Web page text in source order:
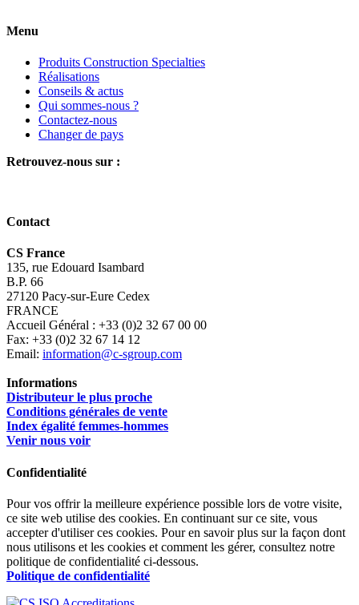
Menu
Produits Construction Specialties
Réalisations
Conseils & actus
Qui sommes-nous ?
Contactez-nous
Changer de pays
Retrouvez-nous sur :
Contact
CS France
135, rue Edouard Isambard
B.P. 66
27120 Pacy-sur-Eure Cedex
FRANCE
Accueil Général : +33 (0)2 32 67 00 00
Fax: +33 (0)2 32 67 14 12
Email: information@c-sgroup.com
Informations
Distributeur le plus proche
Conditions générales de vente
Index égalité femmes-hommes
Venir nous voir
Confidentialité
Pour vos offrir la meilleure expérience possible lors de votre visite,
ce site web utilise des cookies. En continuant sur ce site, vous
accepter d'utiliser ces cookies. Pour en savoir plus sur la façon dont
nous utilisons et les cookies et comment les gérer, consultez notre
politique de confidentialité ci-dessous.
Politique de confidentialité